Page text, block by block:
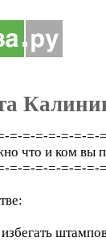
=-=-=-=-=-=-=-
что и ком вы
=-=-=-=-=-=-=-